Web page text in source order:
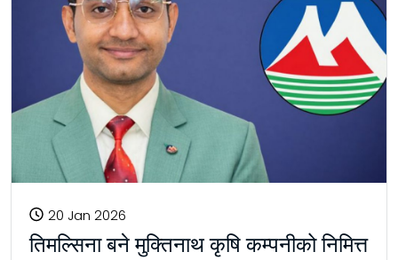
20 Jan 2026
तिमल्सिना बने मुक्तिनाथ कृषि कम्पनीको निमित्त